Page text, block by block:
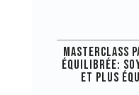
MASTERCLASS
ÉQUILIBRÉE:
ET PLUS